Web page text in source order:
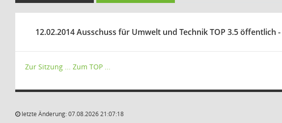
12.02.2014 Ausschuss für Umwelt und Technik TOP 3.5 öffentlich
Zur Sitzung ... Zum TOP ...
letzte Änderung: 07.08.2026 21:07:18